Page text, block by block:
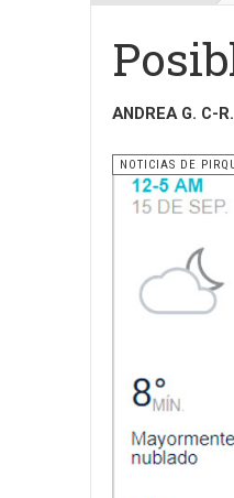
ANDREA G. C-R.
NOTICIAS DE